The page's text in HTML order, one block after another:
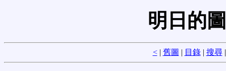
明日的
<| 舊圖 | 目錄| 搜尋